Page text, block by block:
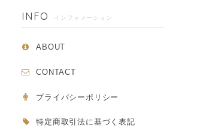
INFO インフォメーション
ABOUT
CONTACT
プライバシーポリシー
特定商取引法に基づく表記